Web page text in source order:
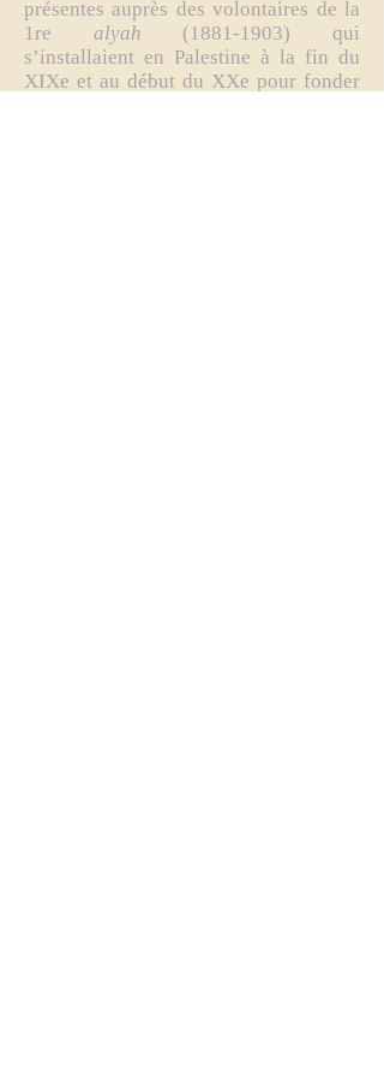
présentes auprès des volontaires de la
1re alyah (1881-1903) qui
s’installaient en Palestine à la fin du
XIXe et au début du XXe pour fonder